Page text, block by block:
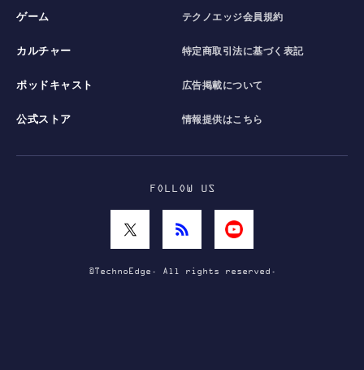
ゲーム
カルチャー
ポッドキャスト
公式ストア
テクノエッジ会員規約
特定商取引法に基づく表記
広告掲載について
情報提供はこちら
FOLLOW US
©TechnoEdge. All rights reserved.